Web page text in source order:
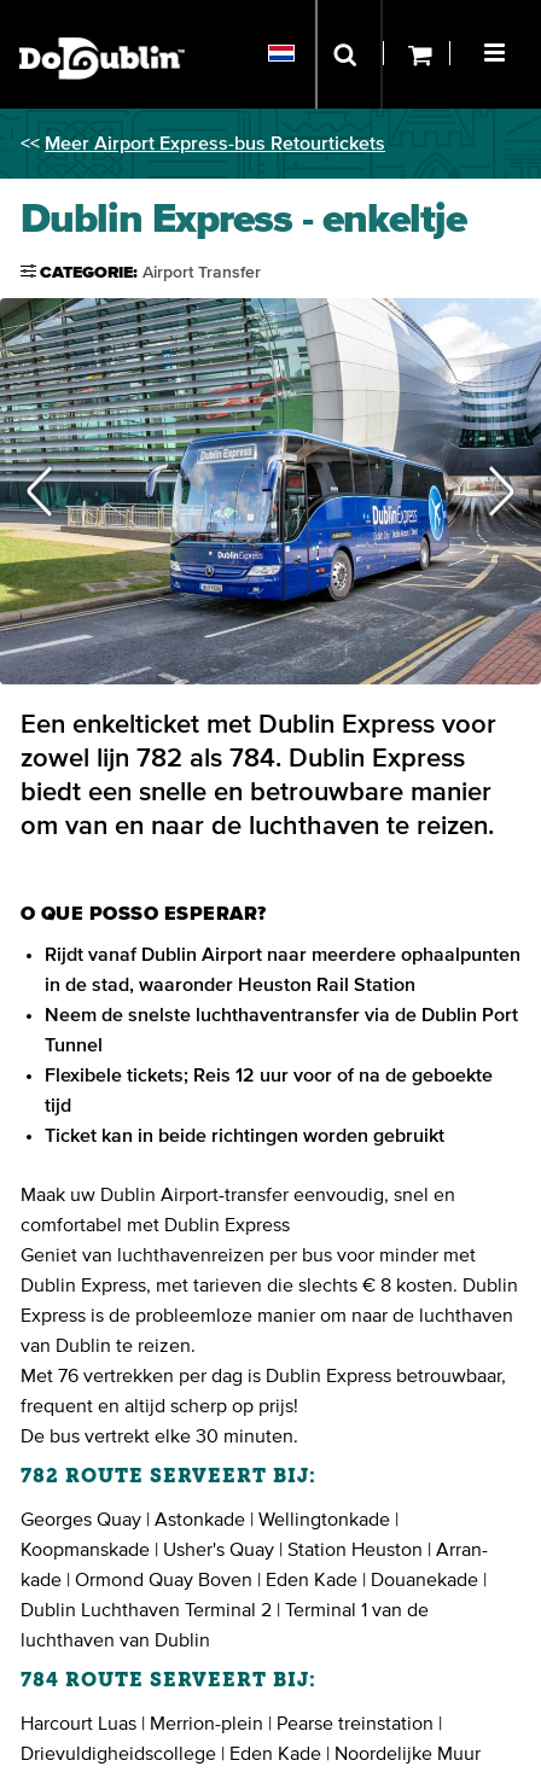
<< Meer Airport Express-bus Retourtickets
Dublin Express - enkeltje
CATEGORIE: Airport Transfer
Een enkelticket met Dublin Express voor
zowel lijn 782 als 784. Dublin Express
biedt een snelle en betrouwbare manier
om van en naar de luchthaven te reizen.
O QUE POSSO ESPERAR?
Rijdt vanaf Dublin Airport naar meerdere ophaalpunten
in de stad, waaronder Heuston Rail Station
Neem de snelste luchthaventransfer via de Dublin Port
Tunnel
Flexibele tickets; Reis 12 uur voor of na de geboekte
tijd
Ticket kan in beide richtingen worden gebruikt
Maak uw Dublin Airport-transfer eenvoudig, snel en
comfortabel met Dublin Express
Geniet van luchthavenreizen per bus voor minder met
Dublin Express, met tarieven die slechts € 8 kosten. Dublin
Express is de probleemloze manier om naar de luchthaven
van Dublin te reizen.
Met 76 vertrekken per dag is Dublin Express betrouwbaar,
frequent en altijd scherp op prijs!
De bus vertrekt elke 30 minuten.
782 ROUTE SERVEERT BIJ:
Georges Quay | Astonkade | Wellingtonkade |
Koopmanskade | Usher's Quay | Station Heuston | Arran-
kade | Ormond Quay Boven | Eden Kade | Douanekade |
Dublin Luchthaven Terminal 2 | Terminal 1 van de
luchthaven van Dublin
784 ROUTE SERVEERT BIJ:
Harcourt Luas | Merrion-plein | Pearse treinstation |
Drievuldigheidscollege | Eden Kade | Noordelijke Muur